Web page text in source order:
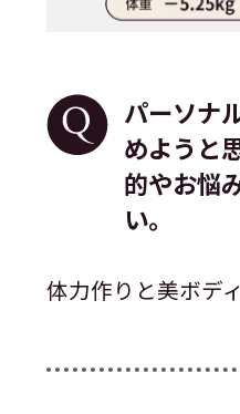
パーソナ
めようと
的やお悩
い。
体力作りと美ボデ